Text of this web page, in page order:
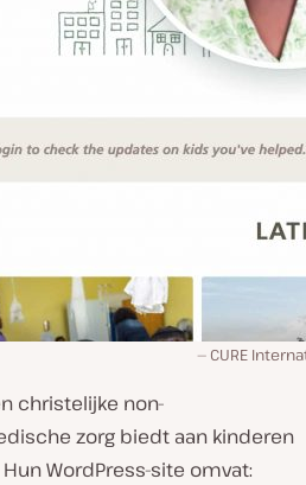
CURE
christelijke non-
zorg biedt aan kinderen
WordPress-site omvat: